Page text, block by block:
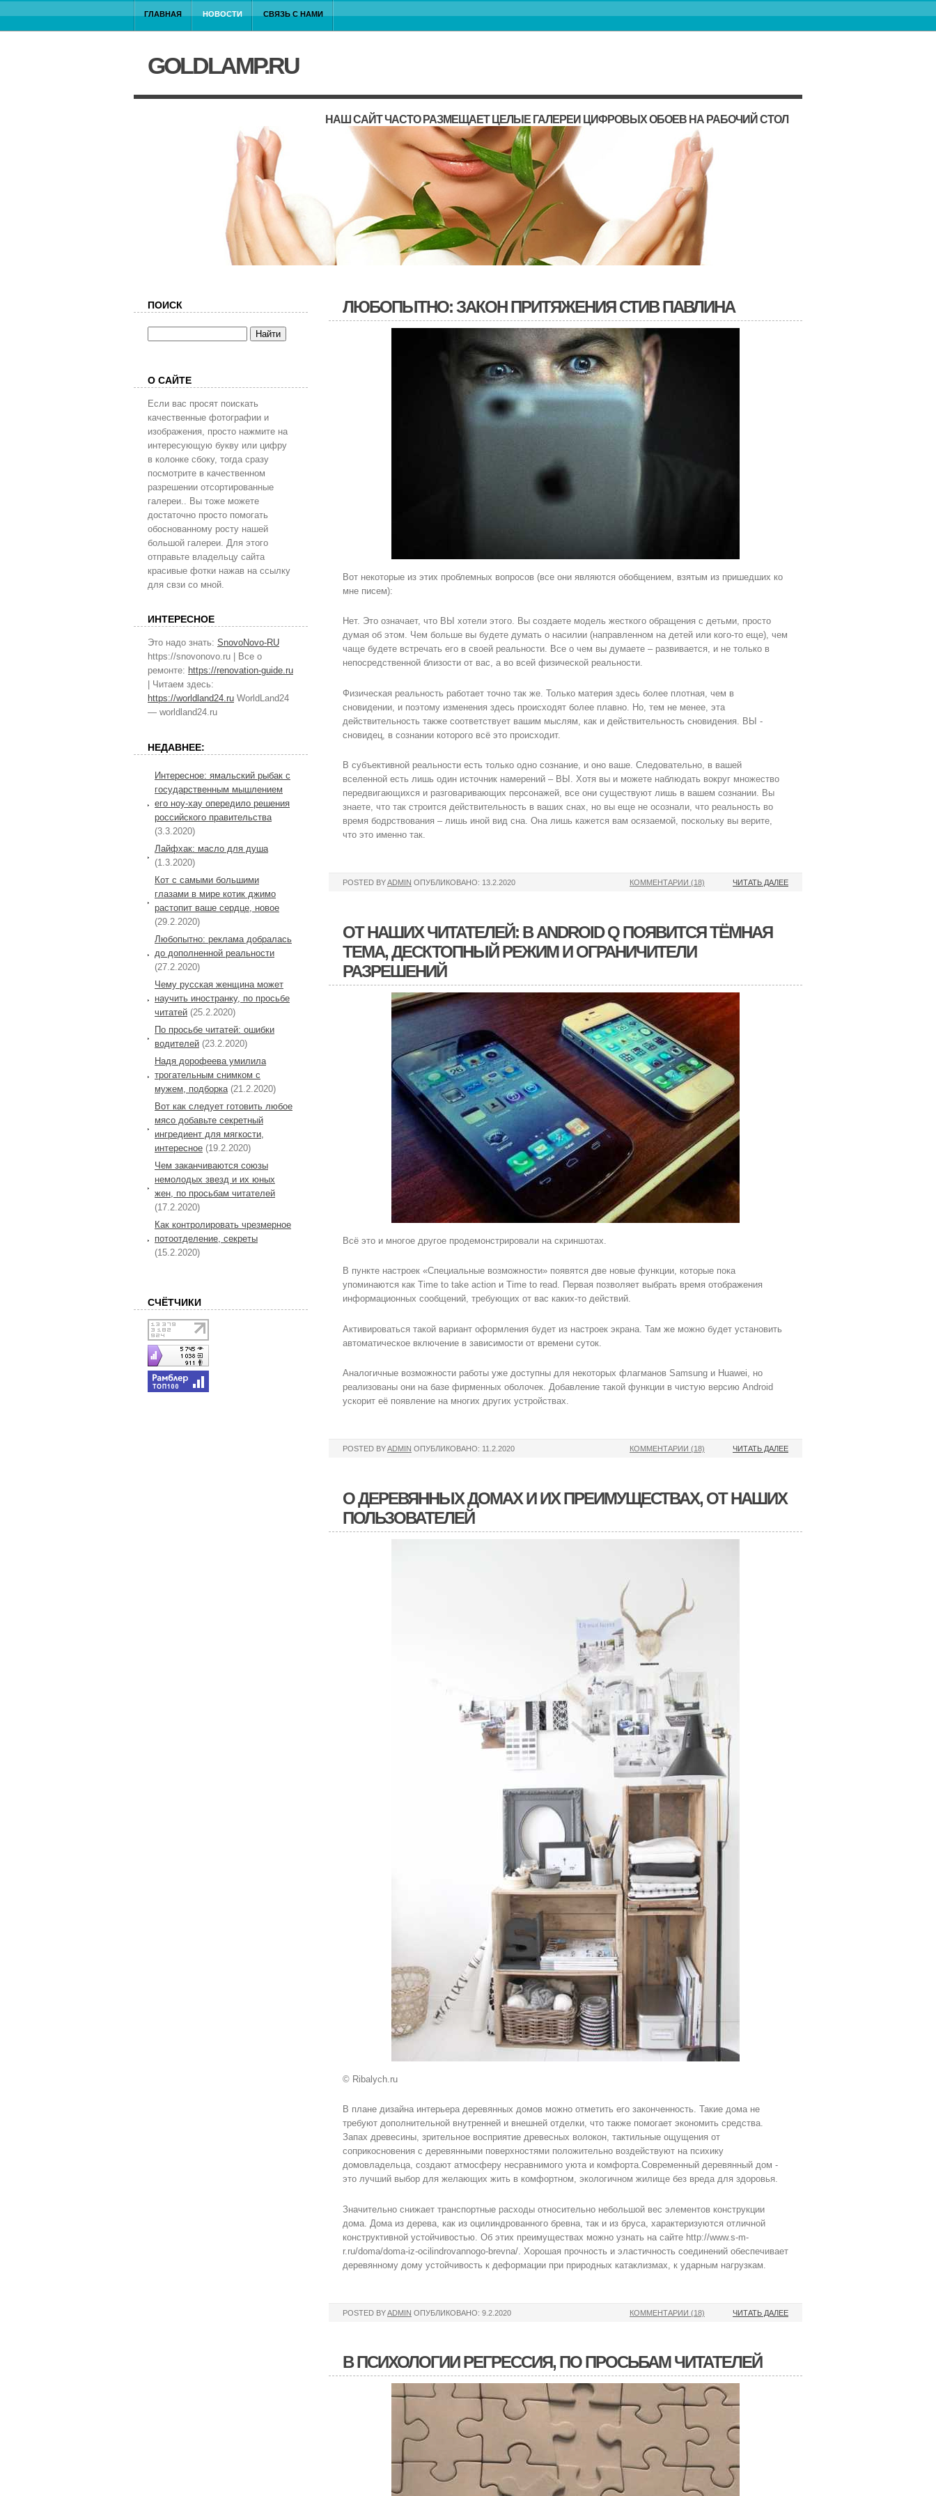
ГЛАВНАЯ НОВОСТИ СВЯЗЬ С НАМИ
GOLDLAMP.RU
НАШ САЙТ ЧАСТО РАЗМЕЩАЕТ ЦЕЛЫЕ ГАЛЕРЕИ ЦИФРОВЫХ ОБОЕВ НА РАБОЧИЙ СТОЛ
ЛЮБОПЫТНО: ЗАКОН ПРИТЯЖЕНИЯ СТИВ ПАВЛИНА
Вот некоторые из этих проблемных вопросов (все они являются обобщением, взятым из пришедших ко
мне писем):
Нет. Это означает, что ВЫ хотели этого. Вы создаете модель жесткого обращения с детьми, просто
думая об этом. Чем больше вы будете думать о насилии (направленном на детей или кого-то еще), чем
чаще будете встречать его в своей реальности. Все о чем вы думаете – развивается, и не только в
непосредственной близости от вас, а во всей физической реальности.
Физическая реальность работает точно так же. Только материя здесь более плотная, чем в
сновидении, и поэтому изменения здесь происходят более плавно. Но, тем не менее, эта
действительность также соответствует вашим мыслям, как и действительность сновидения. ВЫ -
сновидец, в сознании которого всё это происходит.
В субъективной реальности есть только одно сознание, и оно ваше. Следовательно, в вашей
вселенной есть лишь один источник намерений – ВЫ. Хотя вы и можете наблюдать вокруг множество
передвигающихся и разговаривающих персонажей, все они существуют лишь в вашем сознании. Вы
знаете, что так строится действительность в ваших снах, но вы еще не осознали, что реальность во
время бодрствования – лишь иной вид сна. Она лишь кажется вам осязаемой, поскольку вы верите,
что это именно так.
POSTED BYADMIN ОПУБЛИКОВАНО: 13.2.2020 ЧИТАТЬ ДАЛЕЕ
КОММЕНТАРИИ (18)
ОТ НАШИХ ЧИТАТЕЛЕЙ: В ANDROID Q ПОЯВИТСЯ ТЁМНАЯ
ТЕМА, ДЕСКТОПНЫЙ РЕЖИМ И ОГРАНИЧИТЕЛИ
РАЗРЕШЕНИЙ
Всё это и многое другое продемонстрировали на скриншотах.
В пункте настроек «Специальные возможности» появятся две новые функции, которые пока
упоминаются как Time to take action и Time to read. Первая позволяет выбрать время отображения
информационных сообщений, требующих от вас каких-то действий.
Активироваться такой вариант оформления будет из настроек экрана. Там же можно будет установить
автоматическое включение в зависимости от времени суток.
Аналогичные возможности работы уже доступны для некоторых флагманов Samsung и Huawei, но
реализованы они на базе фирменных оболочек. Добавление такой функции в чистую версию Android
ускорит её появление на многих других устройствах.
POSTED BYADMIN ОПУБЛИКОВАНО: 11.2.2020 ЧИТАТЬ ДАЛЕЕ
КОММЕНТАРИИ (18)
О ДЕРЕВЯННЫХ ДОМАХ И ИХ ПРЕИМУЩЕСТВАХ, ОТ НАШИХ
ПОЛЬЗОВАТЕЛЕЙ
© Ribalych.ru
В плане дизайна интерьера деревянных домов можно отметить его законченность. Такие дома не
требуют дополнительной внутренней и внешней отделки, что также помогает экономить средства.
Запах древесины, зрительное восприятие древесных волокон, тактильные ощущения от
соприкосновения с деревянными поверхностями положительно воздействуют на психику
домовладельца, создают атмосферу несравнимого уюта и комфорта.Современный деревянный дом -
это лучший выбор для желающих жить в комфортном, экологичном жилище без вреда для здоровья.
Значительно снижает транспортные расходы относительно небольшой вес элементов конструкции
дома. Дома из дерева, как из оцилиндрованного бревна, так и из бруса, характеризуются отличной
конструктивной устойчивостью. Об этих преимуществах можно узнать на сайте http://www.s-m-
r.ru/doma/doma-iz-ocilindrovannogo-brevna/. Хорошая прочность и эластичность соединений обеспечивает
деревянному дому устойчивость к деформации при природных катаклизмах, к ударным нагрузкам.
POSTED BYADMIN ОПУБЛИКОВАНО: 9.2.2020 ЧИТАТЬ ДАЛЕЕ
КОММЕНТАРИИ (18)
В ПСИХОЛОГИИ РЕГРЕССИЯ, ПО ПРОСЬБАМ ЧИТАТЕЛЕЙ
ПОИСК
О САЙТЕ
Если вас просят поискать
качественные фотографии и
изображения, просто нажмите на
интересующую букву или цифру
в колонке сбоку, тогда сразу
посмотрите в качественном
разрешении отсортированные
галереи.. Вы тоже можете
достаточно просто помогать
обоснованному росту нашей
большой галереи. Для этого
отправьте владельцу сайта
красивые фотки нажав на ссылку
для свзи со мной.
ИНТЕРЕСНОЕ
Это надо знать: SnovoNovo-RU
https://snovonovo.ru | Все о
ремонте: https://renovation-guide.ru
| Читаем здесь:
https://worldland24.ru WorldLand24
— worldland24.ru
НЕДАВНЕЕ:
Интересное: ямальский рыбак с
государственным мышлением
его ноу-хау опередило решения
российского правительства
(3.3.2020)
Лайфхак: масло для душа
(1.3.2020)
Кот с самыми большими
глазами в мире котик джимо
растопит ваше сердце, новое
(29.2.2020)
Любопытно: реклама добралась
до дополненной реальности
(27.2.2020)
Чему русская женщина может
научить иностранку, по просьбе
читатей (25.2.2020)
По просьбе читатей: ошибки
водителей (23.2.2020)
Надя дорофеева умилила
трогательным снимком с
мужем, подборка (21.2.2020)
Вот как следует готовить любое
мясо добавьте секретный
ингредиент для мягкости,
интересное (19.2.2020)
Чем заканчиваются союзы
немолодых звезд и их юных
жен, по просьбам читателей
(17.2.2020)
Как контролировать чрезмерное
потоотделение, секреты
(15.2.2020)
СЧЁТЧИКИ